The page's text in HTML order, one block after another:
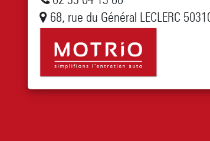
68, rue du Général LECLERC